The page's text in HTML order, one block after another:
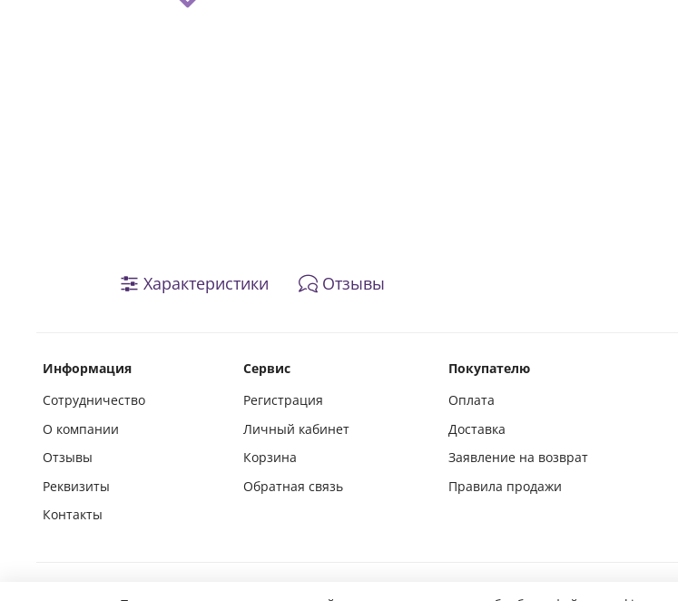
Характеристики Отзывы
Информация
Сотрудничество
О компании
Отзывы
Реквизиты
Контакты
Сервис
Регистрация
Личный кабинет
Корзина
Обратная связь
Покупателю
Оплата
Доставка
Заявление на возврат
Правила продажи
Покупай на маркетплейсах вместе с нами Подпишись и следи за новинками в